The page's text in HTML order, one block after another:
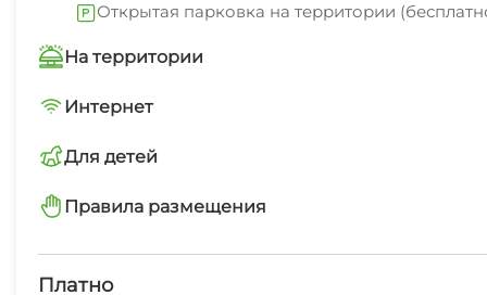
Открытая парковка на территории
На территории
Трансфер платно
Автостоянка
Интернет
Wi-Fi интернет на всей территории
Для детей
Дети до 6 лет бесплатно
Правила размещения
запрещено курить в номерах
Платно